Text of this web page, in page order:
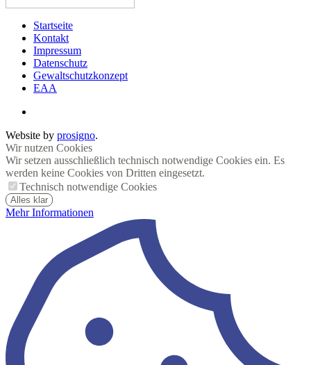
Startseite
Kontakt
Impressum
Datenschutz
Gewaltschutzkonzept
EAA
Website by prosigno.
Wir nutzen Cookies
Wir setzen ausschließlich technisch notwendige Cookies ein. Es
werden keine Cookies von Dritten eingesetzt.
Technisch notwendige Cookies
Alles klar
Mehr Informationen